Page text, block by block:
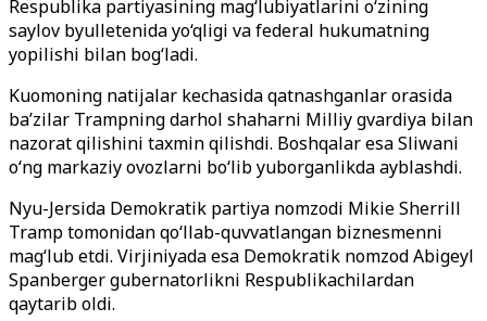
Respublika partiyasining mag‘lubiyatlarini o‘zining
saylov byulletenida yo‘qligi va federal hukumatning
yopilishi bilan bog‘ladi.
Kuomoning natijalar kechasida qatnashganlar orasida
ba’zilar Trampning darhol shaharni Milliy gvardiya bilan
nazorat qilishini taxmin qilishdi. Boshqalar esa Sliwani
o‘ng markaziy ovozlarni bo‘lib yuborganlikda ayblashdi.
Nyu-Jersida Demokratik partiya nomzodi Mikie Sherrill
Tramp tomonidan qo‘llab-quvvatlangan biznesmenni
mag‘lub etdi. Virjiniyada esa Demokratik nomzod Abigeyl
Spanberger gubernatorlikni Respublikachilardan
qaytarib oldi.